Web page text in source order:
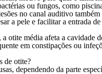
ou fungos, como
no canal auditivo
a pele e facilitar a entrada de
otite média afeta a cavidade
em constipações ou
de otite?
dependendo da parte